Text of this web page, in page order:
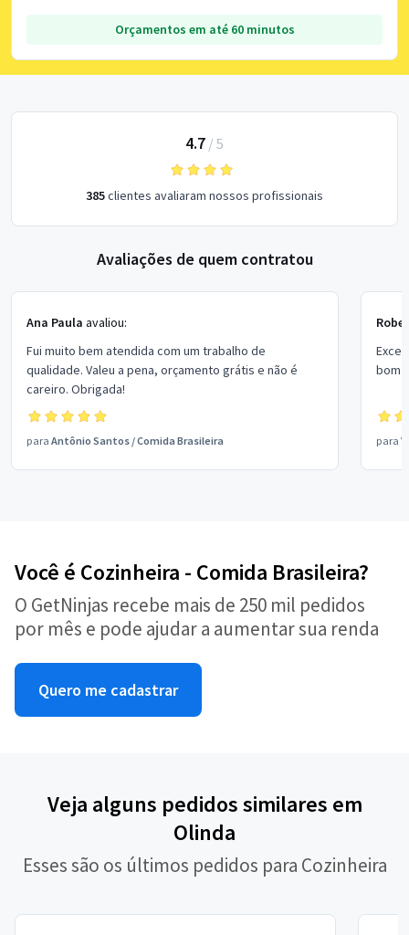
Orçamentos em até 60 minutos
4.7 / 5
385clientes avaliaram nossos profissionais
Avaliações de quem contratou
Ana Paula avaliou:
Fui muito bem atendida com um trabalho de
qualidade. Valeu a pena, orçamento grátis e não é
careiro. Obrigada!
para Antônio Santos /Comida Brasileira
bom
para
Você é Cozinheira - Comida Brasileira?
O GetNinjas recebe mais de 250 mil pedidos
por mês e pode ajudar a aumentar sua renda
Quero me cadastrar
Veja alguns pedidos similares em
Olinda
Esses são os últimos pedidos para Cozinheira